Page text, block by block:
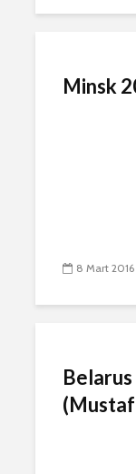
Minsk
8 Mart 2016
Belarus